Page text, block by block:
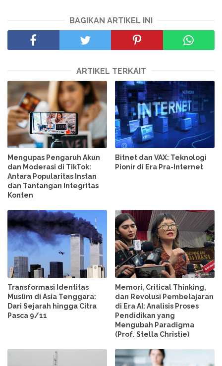
BAGIKAN ARTIKEL INI
ARTIKEL TERKAIT
Mengupas Pengaruh Akun
dan Moderasi di TikTok:
Antara Popularitas Instan
dan Tantangan Integritas
Konten
Bitnet dan VAX: Teknologi
Pionir di Era Pra-Internet
Transformasi Identitas
Muslim di Asia Tenggara:
Dari Sejarah hingga Citra
Pasca 9/11
Memori, Critical Thinking,
dan Revolusi Pembelajaran
di Era AI: Analisis Proses
Pendidikan yang
Mengubah Paradigma
(Prof. Stella Christie)